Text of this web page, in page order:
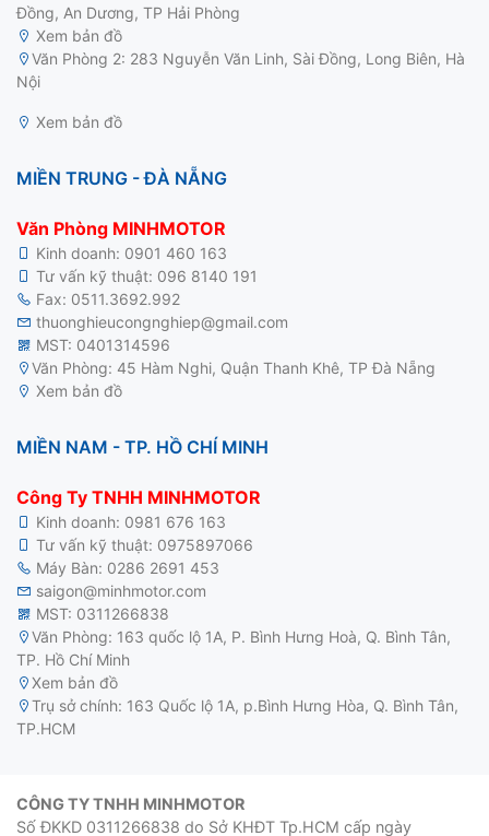
Đồng, An Dương, TP Hải Phòng
Xem bản đồ
Văn Phòng 2: 283 Nguyễn Văn Linh, Sài Đồng, Long Biên, Hà
Nội
Xem bản đồ
MIỀN TRUNG - ĐÀ NẴNG
Văn Phòng MINHMOTOR
Kinh doanh: 0901 460 163
Tư vấn kỹ thuật: 096 8140 191
Fax: 0511.3692.992
thuonghieucongnghiep@gmail.com
MST: 0401314596
Văn Phòng: 45 Hàm Nghi, Quận Thanh Khê, TP Đà Nẵng
Xem bản đồ
MIỀN NAM - TP. HỒ CHÍ MINH
Công Ty TNHH MINHMOTOR
Kinh doanh: 0981 676 163
Tư vấn kỹ thuật: 0975897066
Máy Bàn: 0286 2691 453
saigon@minhmotor.com
MST: 0311266838
Văn Phòng: 163 quốc lộ 1A, P. Bình Hưng Hoà, Q. Bình Tân,
TP. Hồ Chí Minh
Xem bản đồ
Trụ sở chính: 163 Quốc lộ 1A, p.Bình Hưng Hòa, Q. Bình Tân,
TP.HCM
CÔNG TY TNHH MINHMOTOR
Số ĐKKD 0311266838 do Sở KHĐT Tp.HCM cấp ngày